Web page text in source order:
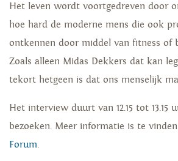
Het leven wordt voortgedreven door
hoe hard de moderne mens die ook
ontkennen door middel van fitness of
Zoals alleen Midas Dekkers dat kan
tekort hetgeen is dat ons menselijk
Het interview duurt van 12.15 tot 13.15
bezoeken. Meer informatie is te
Forum.